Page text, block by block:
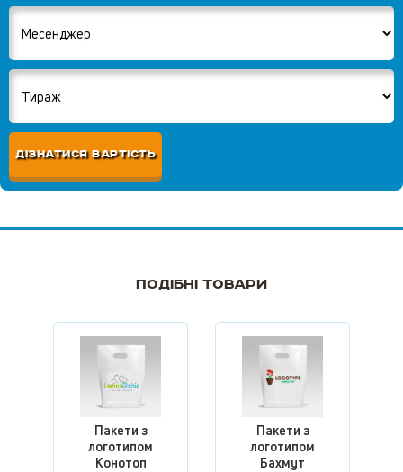
ДІЗНАТИСЯ ВАРТІСТЬ
Подібні товари
Пакети з
логотипом
Конотоп
Пакети з
логотипом
Бахмут